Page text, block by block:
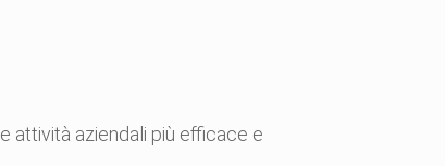
attività aziendali più efficace e